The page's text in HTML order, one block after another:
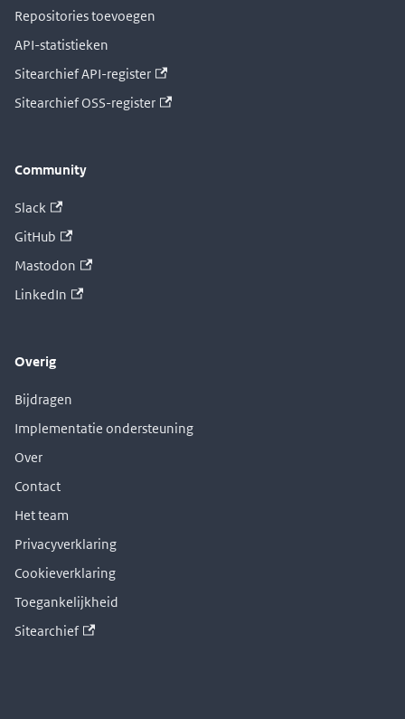
Repositories toevoegen
API-statistieken
Sitearchief API-register
Sitearchief OSS-register
Community
Slack
GitHub
Mastodon
LinkedIn
Overig
Bijdragen
Implementatie ondersteuning
Over
Contact
Het team
Privacyverklaring
Cookieverklaring
Toegankelijkheid
Sitearchief